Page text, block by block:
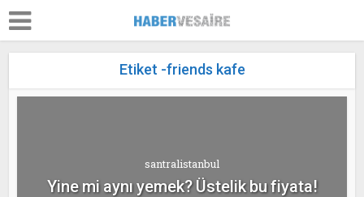
Etiket -friends kafe
santralistanbul
Yine mi aynı yemek? Üstelik bu fiyata!